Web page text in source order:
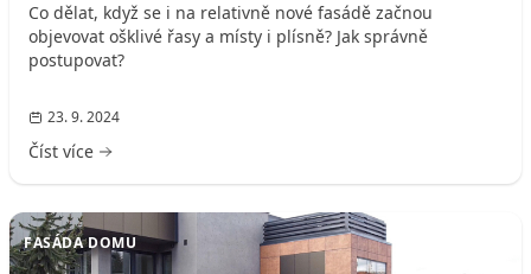
Co dělat, když se i na relativně nové fasádě začnou
objevovat ošklivé řasy a místy i plísně? Jak správně
postupovat?
23. 9. 2024
Číst více
FASÁDA DOMU